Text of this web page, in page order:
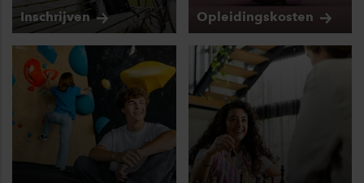
Inschrijven Opleidingskosten